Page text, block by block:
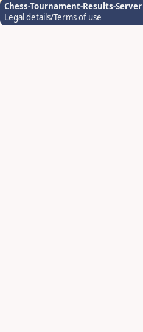
Chess-Tournament-Results-Server
Legal details/Terms of use